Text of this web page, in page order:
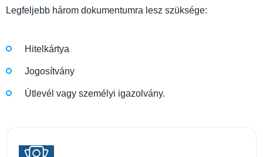
Legfeljebb három dokumentumra lesz szüksége:
Hitelkártya
Jogosítvány
Útlevél vagy személyi igazolvány.